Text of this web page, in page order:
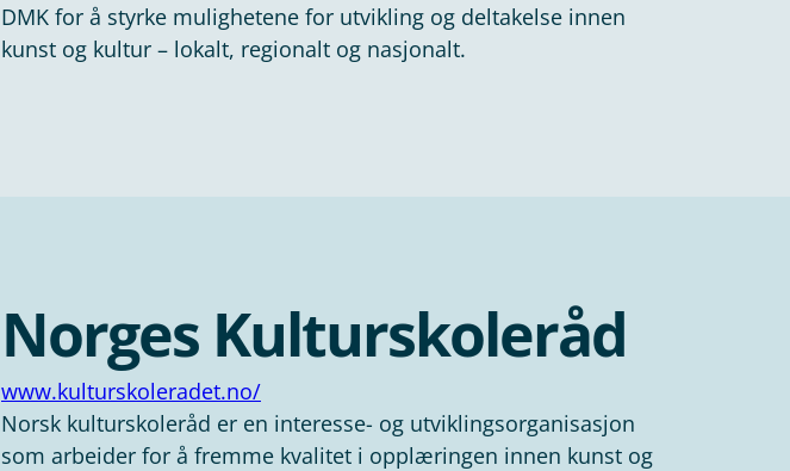
DMK for å styrke mulighetene for utvikling og deltakelse innen
kunst og kultur – lokalt, regionalt og nasjonalt.
Norges Kulturskoleråd
www.kulturskoleradet.no/
Norsk kulturskoleråd er en interesse- og utviklingsorganisasjon
som arbeider for å fremme kvalitet i opplæringen innen kunst og